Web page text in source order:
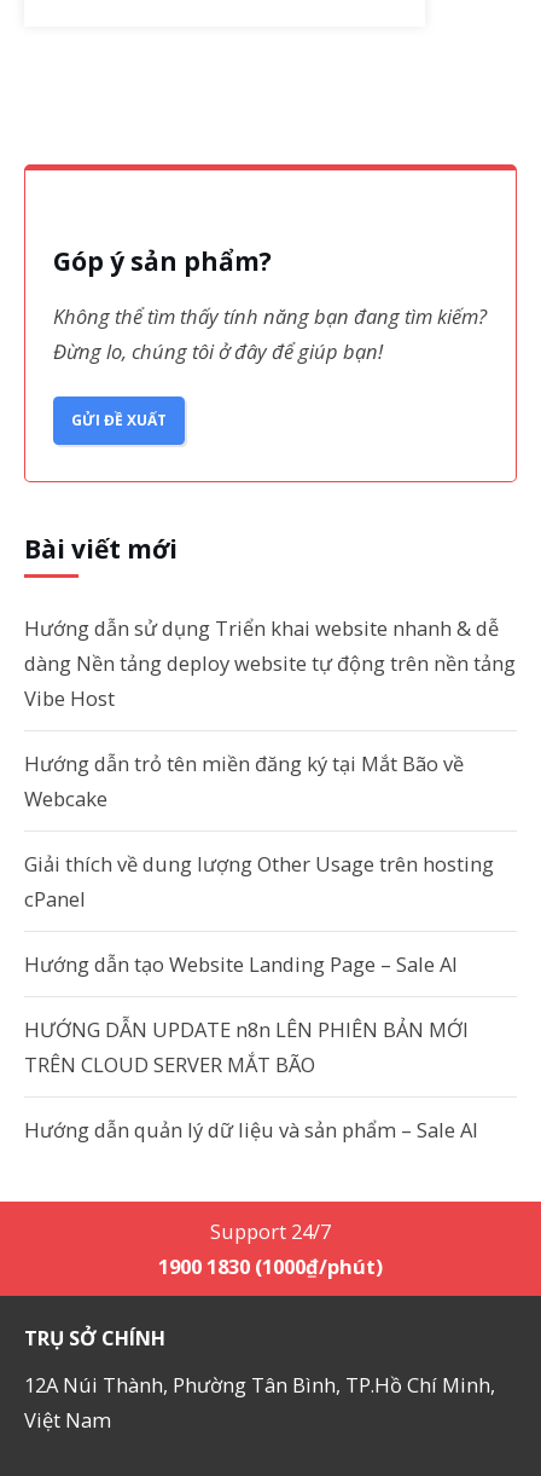
Góp ý sản phẩm?
Không thể tìm thấy tính năng bạn đang tìm kiếm?
Đừng lo, chúng tôi ở đây để giúp bạn!
GỬI ĐỀ XUẤT
Bài viết mới
Hướng dẫn sử dụng Triển khai website nhanh & dễ
dàng Nền tảng deploy website tự động trên nền tảng
Vibe Host
Hướng dẫn trỏ tên miền đăng ký tại Mắt Bão về
Webcake
Giải thích về dung lượng Other Usage trên hosting
cPanel
Hướng dẫn tạo Website Landing Page – Sale AI
HƯỚNG DẪN UPDATE n8n LÊN PHIÊN BẢN MỚI
TRÊN CLOUD SERVER MẮT BÃO
Hướng dẫn quản lý dữ liệu và sản phẩm – Sale AI
Support 24/7
1900 1830 (1000₫/phút)
TRỤ SỞ CHÍNH
12A Núi Thành, Phường Tân Bình, TP.Hồ Chí Minh,
Việt Nam